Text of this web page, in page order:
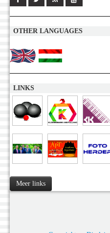
OTHER LANGUAGES
LINKS
Meer links